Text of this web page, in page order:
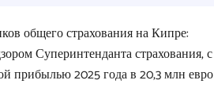
общего страхования на Кипре:
Суперинтенданта страхования, с
прибылью 2025 года в 20,3 млн евро